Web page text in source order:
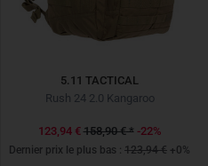
5.11 TACTICAL
Rush 24 2.0 Kangaroo
123,94 € 158,90 €* -22%
Dernier prix le plus bas : 123,94 € +0%